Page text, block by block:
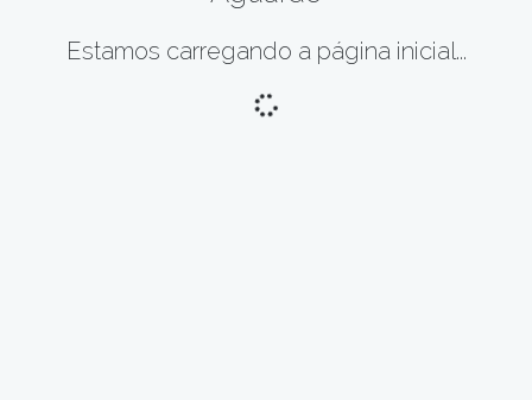
Estamos carregando a página inicial...